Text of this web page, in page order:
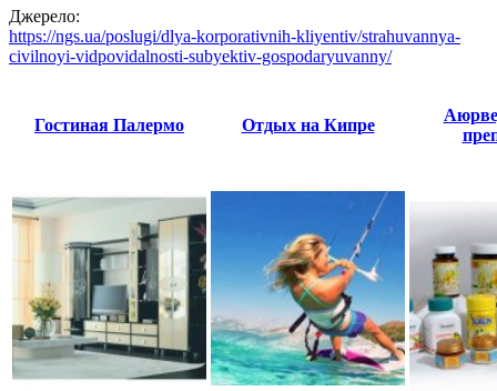
Джерело:
https://ngs.ua/poslugi/dlya-korporativnih-kliyentiv/strahuvannya-
civilnoyi-vidpovidalnosti-subyektiv-gospodaryuvanny/
Гостиная Палермо Отдых на Кипре